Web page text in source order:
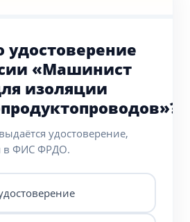
«Машинист
изоляции
удостоверение,
в ФИС ФРДО.